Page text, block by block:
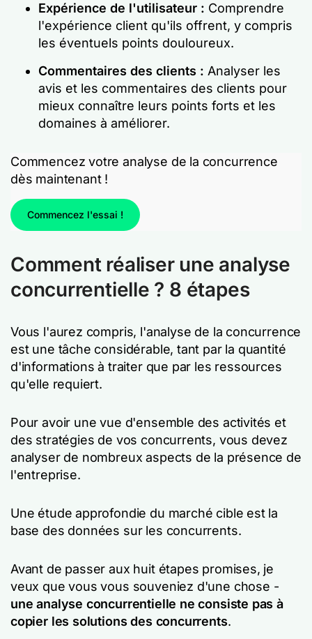
Expérience de l'utilisateur : Comprendre
l'expérience client qu'ils offrent, y compris
les éventuels points douloureux.
Commentaires des clients : Analyser les
avis et les commentaires des clients pour
mieux connaître leurs points forts et les
domaines à améliorer.
Commencez votre analyse de la concurrence
dès maintenant !
Commencez l'essai !
Comment réaliser une analyse
concurrentielle ? 8 étapes
Vous l'aurez compris, l'analyse de la concurrence
est une tâche considérable, tant par la quantité
d'informations à traiter que par les ressources
qu'elle requiert.
Pour avoir une vue d'ensemble des activités et
des stratégies de vos concurrents, vous devez
analyser de nombreux aspects de la présence de
l'entreprise.
Une étude approfondie du marché cible est la
base des données sur les concurrents.
Avant de passer aux huit étapes promises, je
veux que vous vous souveniez d'une chose -
une analyse concurrentielle ne consiste pas à
copier les solutions des concurrents.